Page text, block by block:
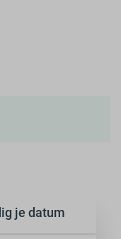
je datum